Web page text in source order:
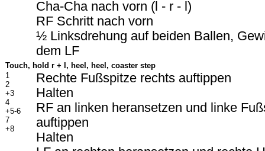
Cha-Cha nach vorn (l - r - l)
RF Schritt nach vorn
½ Linksdrehung auf beiden Ballen,
dem LF
Touch, hold r + l, heel, heel, coaster step
1
2
+3
4
+5-6
7
+8
Rechte Fußspitze rechts auftippen
Halten
RF an linken heransetzen und linke
auftippen
Halten